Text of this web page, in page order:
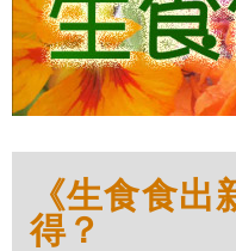
《生食食
得？